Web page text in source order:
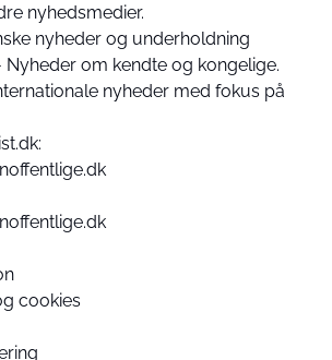
nyhedsmedier.
nyheder og underholdning
om kendte og kongelige.
nyheder med fokus på
cookies